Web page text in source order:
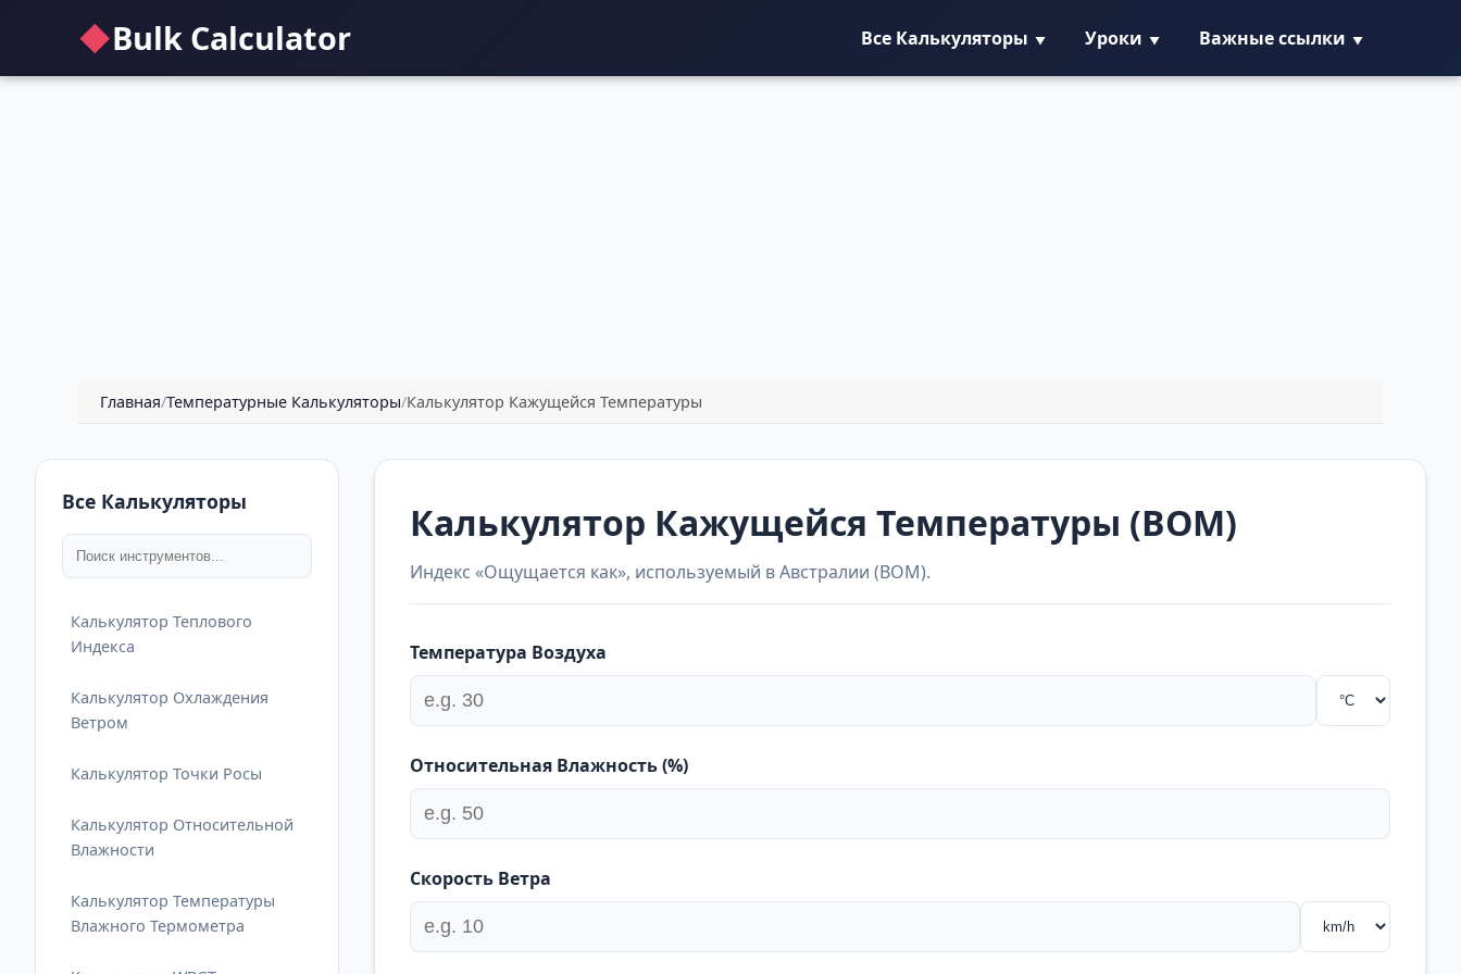
◆Bulk Calculator Все Калькуляторы Уроки Важные ссылки
Главная/Температурные Калькуляторы/Калькулятор Кажущейся Температуры
Все Калькуляторы
Калькулятор Теплового
Индекса
Калькулятор Охлаждения
Ветром
Калькулятор Точки Росы
Калькулятор Относительной
Влажности
Калькулятор Температуры
Влажного Термометра
Калькулятор Кажущейся Температуры (BOM)
Индекс «Ощущается как», используемый в Австралии (BOM).
Температура Воздуха
Относительная Влажность (%)
Скорость Ветра